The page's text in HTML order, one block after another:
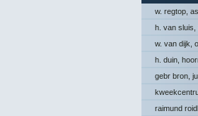
w. regtop,
h. van sluis,
w. van dijk,
h. duin,
gebr bron,
raimund